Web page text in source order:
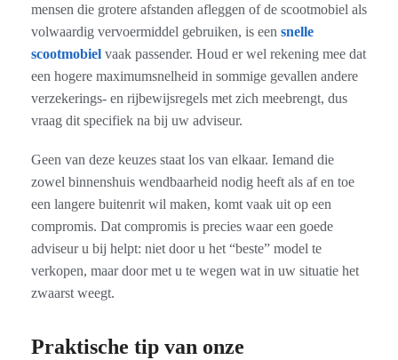
mensen die grotere afstanden afleggen of de scootmobiel als
volwaardig vervoermiddel gebruiken, is een snelle
scootmobiel vaak passender. Houd er wel rekening mee dat
een hogere maximumsnelheid in sommige gevallen andere
verzekerings- en rijbewijsregels met zich meebrengt, dus
vraag dit specifiek na bij uw adviseur.
Geen van deze keuzes staat los van elkaar. Iemand die
zowel binnenshuis wendbaarheid nodig heeft als af en toe
een langere buitenrit wil maken, komt vaak uit op een
compromis. Dat compromis is precies waar een goede
adviseur u bij helpt: niet door u het “beste” model te
verkopen, maar door met u te wegen wat in uw situatie het
zwaarst weegt.
Praktische tip van onze